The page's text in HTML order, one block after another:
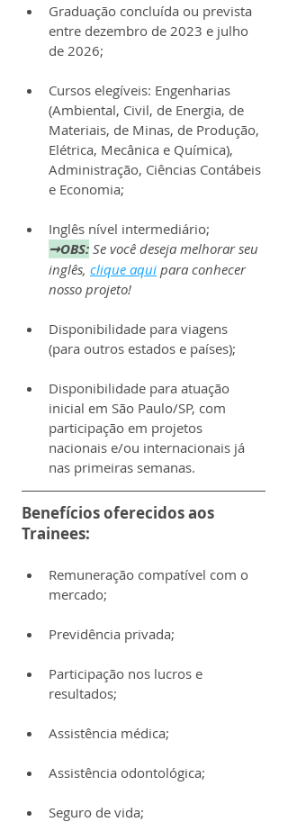
Graduação concluída ou prevista
entre dezembro de 2023 e julho
de 2026;
Cursos elegíveis: Engenharias
(Ambiental, Civil, de Energia, de
Materiais, de Minas, de Produção,
Elétrica, Mecânica e Química),
Administração, Ciências Contábeis
e Economia;
Inglês nível intermediário;
➞OBS: Se você deseja melhorar seu
inglês, clique aqui para conhecer
nosso projeto!
Disponibilidade para viagens
(para outros estados e países);
Disponibilidade para atuação
inicial em São Paulo/SP, com
participação em projetos
nacionais e/ou internacionais já
nas primeiras semanas.
Benefícios oferecidos aos
Trainees:
Remuneração compatível com o
mercado;
Previdência privada;
Participação nos lucros e
resultados;
Assistência médica;
Assistência odontológica;
Seguro de vida;